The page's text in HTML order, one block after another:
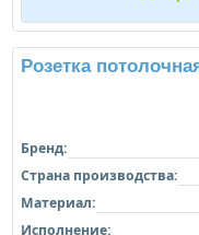
Розетка
Бренд:
Страна производства:
Материал:
Исполнение: